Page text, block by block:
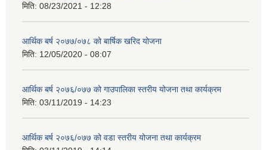
मिति: 08/23/2021 - 12:28
आर्थिक बर्ष २०७७/०७८ को बार्षिक खरिद योजना
मिति: 12/05/2020 - 08:07
आर्थिक बर्ष २०७६/०७७ को गाउपालिका स्तरीय योजना तथा कार्यक्रम
मिति: 03/11/2019 - 14:23
आर्थिक बर्ष २०७६/०७७ को वडा स्तरीय योजना तथा कार्यक्रम